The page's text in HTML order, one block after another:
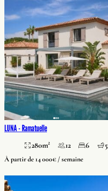
LUNA -Ramatuelle
280m² 12 6 5
À partir de 14 000€ / semaine